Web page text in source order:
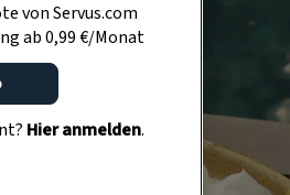
von Servus.com
ab 0,99 €/Monat
Hier anmelden.